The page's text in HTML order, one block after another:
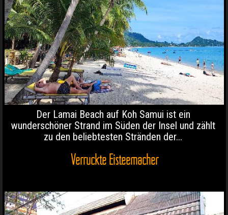
Der Lamai Beach auf Koh Samui ist ein
wunderschöner Strand im Süden der Insel und zählt
zu den beliebtesten Stränden der...
Verrückte Eisteemacher